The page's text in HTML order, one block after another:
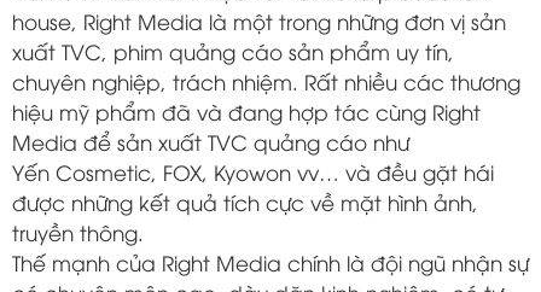
house, Right Media là một trong những đơn vị sản
xuất TVC, phim quảng cáo sản phẩm uy tín,
chuyên nghiệp, trách nhiệm. Rất nhiều các thương
hiệu mỹ phẩm đã và đang hợp tác cùng Right
Media để sản xuất TVC quảng cáo như
Yến Cosmetic, FOX, Kyowon vv… và đều gặt hái
được những kết quả tích cực về mặt hình ảnh,
truyền thông.
Thế mạnh của Right Media chính là đội ngũ nhận sự